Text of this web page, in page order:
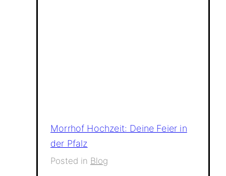
Morrhof Hochzeit: Deine Feier in
der Pfalz
Posted in Blog